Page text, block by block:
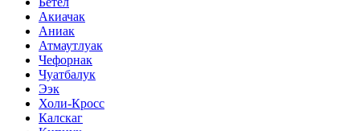
Акиачак
Аниак
Атмаутлуак
Чефорнак
Чуатбалук
Ээк
Холи-Кросс
Калскаг